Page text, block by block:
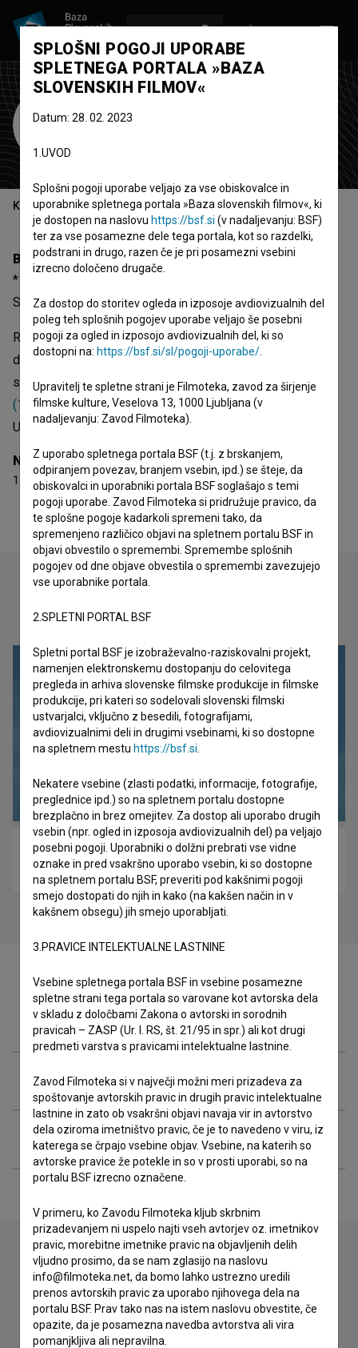
Rudi Vavpotič
Kazalo
Biografija
* 24.03.1919, Maribor, Slovenija † 26.06.2003, Ljubljana,
Slovenija
Rudi Vavpotič, rojen 24.03.1919 (Maribor, Slovenija), je
direktor fotografije. Najodmevnejši projekti, pri katerih je
sodeloval, soDolina miru (1956),Povest o dobrih ljudeh
(1975)inPraznovanje pomladi (1978). Prejel je 12 nagrad.
Umrl je 26.06.2003 (Ljubljana, Slovenija).
Nagrade
12 nagrad
Oglejte si
Pastirci (1973)
drama, družinski, mladinski
Filmografija (82)
Nagrade in nominacije
Razširjeni podatki
Stik z uredništvom
Spoštovani, s pomočjo spodnjega obrazca lahko stopite v
stik z uredništvom Baze slovenskih filmov. Veseli bomo vaših
odzivov.
SPLOŠNI POGOJI UPORABE
SPLETNEGA PORTALA »BAZA
SLOVENSKIH FILMOV«
Datum: 28. 02. 2023
1.UVOD
Splošni pogoji uporabe veljajo za vse obiskovalce in
uporabnike spletnega portala »Baza slovenskih filmov«, ki
je dostopen na naslovu https://bsf.si (v nadaljevanju: BSF)
ter za vse posamezne dele tega portala, kot so razdelki,
podstrani in drugo, razen če je pri posamezni vsebini
izrecno določeno drugače.
Za dostop do storitev ogleda in izposoje avdiovizualnih del
poleg teh splošnih pogojev uporabe veljajo še posebni
pogoji za ogled in izposojo avdiovizualnih del, ki so
dostopni na: https://bsf.si/sl/pogoji-uporabe/
Upravitelj te spletne strani je Filmoteka, zavod za širjenje
filmske kulture, Veselova 13, 1000 Ljubljana (v
nadaljevanju: Zavod Filmoteka).
Z uporabo spletnega portala BSF (t.j. z brskanjem,
odpiranjem povezav, branjem vsebin, ipd.) se šteje, da
obiskovalci in uporabniki portala BSF soglašajo s temi
pogoji uporabe. Zavod Filmoteka si pridružuje pravico, da
te splošne pogoje kadarkoli spremeni tako, da
spremenjeno različico objavi na spletnem portalu BSF in
objavi obvestilo o spremembi. Spremembe splošnih
pogojev od dne objave obvestila o spremembi zavezujejo
vse uporabnike portala.
2.SPLETNI PORTAL BSF
Spletni portal BSF je izobraževalno-raziskovalni projekt,
namenjen elektronskemu dostopanju do celovitega
pregleda in arhiva slovenske filmske produkcije in filmske
produkcije, pri kateri so sodelovali slovenski filmski
ustvarjalci, vključno z besedili, fotografijami,
avdiovizualnimi deli in drugimi vsebinami, ki so dostopne
na spletnem mestu https://bsf.si
Nekatere vsebine (zlasti podatki, informacije, fotografije,
preglednice ipd.) so na spletnem portalu dostopne
brezplačno in brez omejitev. Za dostop ali uporabo drugih
vsebin (npr. ogled in izposoja avdiovizualnih del) pa veljajo
posebni pogoji. Uporabniki o dolžni prebrati vse vidne
oznake in pred vsakršno uporabo vsebin, ki so dostopne
na spletnem portalu BSF, preveriti pod kakšnimi pogoji
smejo dostopati do njih in kako (na kakšen način in v
kakšnem obsegu) jih smejo uporabljati.
3.PRAVICE INTELEKTUALNE LASTNINE
Vsebine spletnega portala BSF in vsebine posamezne
spletne strani tega portala so varovane kot avtorska dela
v skladu z določbami Zakona o avtorski in sorodnih
pravicah – ZASP (Ur. l. RS, št. 21/95 in spr.) ali kot drugi
predmeti varstva s pravicami intelektualne lastnine.
Zavod Filmoteka si v največji možni meri prizadeva za
spoštovanje avtorskih pravic in drugih pravic intelektualne
lastnine in zato ob vsakršni objavi navaja vir in avtorstvo
dela oziroma imetništvo pravic, če je to navedeno v viru, iz
katerega se črpajo vsebine objav. Vsebine, na katerih so
avtorske pravice že potekle in so v prosti uporabi, so na
portalu BSF izrecno označene.
V primeru, ko Zavodu Filmoteka kljub skrbnim
prizadevanjem ni uspelo najti vseh avtorjev oz. imetnikov
pravic, morebitne imetnike pravic na objavljenih delih
vljudno prosimo, da se nam zglasijo na naslovu
info@filmoteka.net, da bomo lahko ustrezno uredili
prenos avtorskih pravic za uporabo njihovega dela na
portalu BSF. Prav tako nas na istem naslovu obvestite, če
opazite, da je posamezna navedba avtorstva ali vira
pomanjkljiva ali nepravilna.